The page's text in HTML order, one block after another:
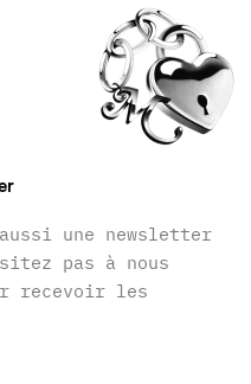
une newsletter
pas à nous
recevoir les